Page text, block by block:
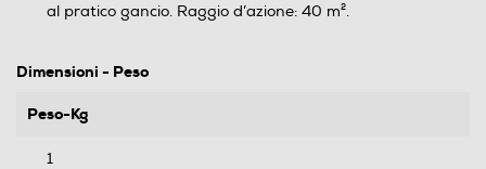
al pratico gancio. Raggio d’azione: 40 m².
Dimensioni - Peso
Peso-Kg
1